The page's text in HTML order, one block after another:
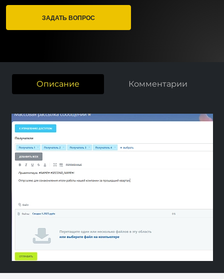
ЗАДАТЬ ВОПРОС
Описание Комментарии